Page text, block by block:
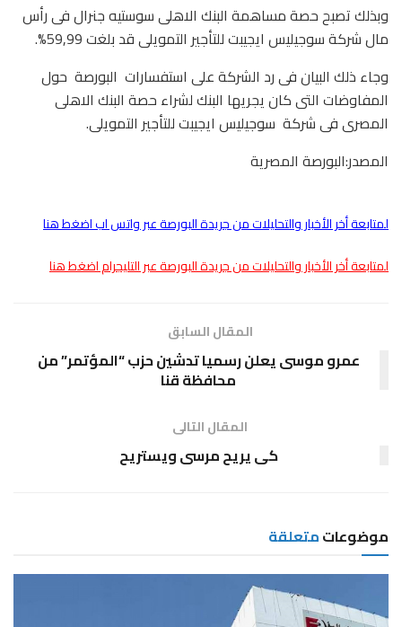
وبذلك تصبح حصة مساهمة البنك الاهلى سوستيه جنرال فى رأس
مال شركة سوجيليس ايجيبت للتأجير التمويلى قد بلغت 59,99%.
وجاء ذلك البيان فى رد الشركة على استفسارات البورصة حول
المفاوضات التى كان يجريها البنك لشراء حصة البنك الاهلى
المصرى فى شركة سوجيليس ايجيبت للتأجير التمويلى.
المصدر:البورصة المصرية
لمتابعة أخر الأخبار والتحليلات من جريدة البورصة عبر واتس اب اضغط هنا
لمتابعة أخر الأخبار والتحليلات من جريدة البورصة عبر التليجرام اضغط هنا
المقال السابق
عمرو موسى يعلن رسميا تدشين حزب “المؤتمر” من
محافظة قنا
المقال التالى
كى يريح مرسى ويستريح
موضوعاتمتعلقة